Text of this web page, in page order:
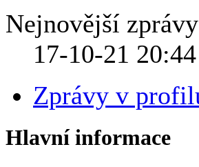
Nejnovější zprávy
17-10-21 20:44
Zprávy v
Hlavní informace